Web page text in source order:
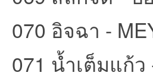
070 อิจฉา -
071 น้ำเต็มแก้